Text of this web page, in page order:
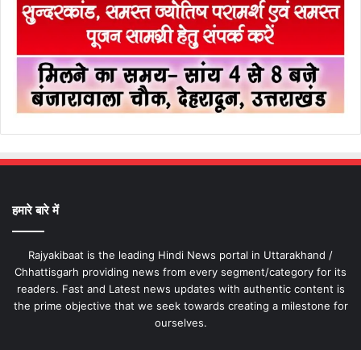
हमारे बारे में
Rajyakibaat is the leading Hindi News portal in Uttarakhand /
Chhattisgarh providing news from every segment/category for its
readers. Fast and Latest news updates with authentic content is
the prime objective that we seek towards creating a milestone for
ourselves.